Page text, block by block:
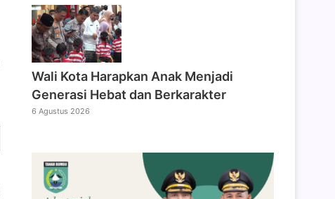
Wali Kota Harapkan Anak Menjadi
Generasi Hebat dan Berkarakter
6 Agustus 2026